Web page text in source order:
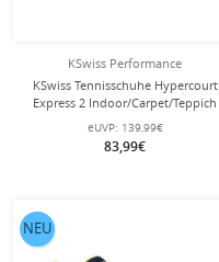
KSwiss Performance
KSwiss Tennisschuhe Hypercourt
Express 2 Indoor/Carpet/Teppich
weiss/blau Herren
eUVP: 139,99€
83,99€
NEU